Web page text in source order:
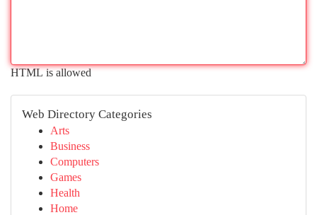
HTML is allowed
Web Directory Categories
Arts
Business
Computers
Games
Health
Home